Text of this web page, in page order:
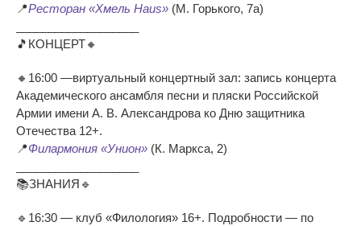
📍Ресторан «Хмель Haus» (М. Горького, 7а)
🎵КОНЦЕРТ🔸
🔸16:00 —виртуальный концертный зал: запись концерта
Академического ансамбля песни и пляски Российской
Армии имени А. В. Александрова ко Дню защитника
Отечества 12+.
📍Филармония «Унион» (К. Маркса, 2)
📚ЗНАНИЯ🔹
🔹16:30 — клуб «Филология» 16+. Подробности — по